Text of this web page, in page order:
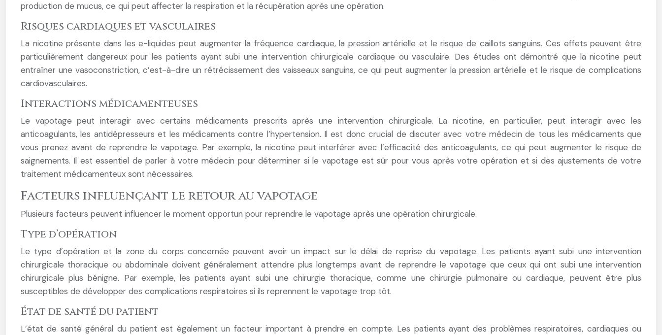
production de mucus, ce qui peut affecter la respiration et la récupération après une opération.
Risques cardiaques et vasculaires
La nicotine présente dans les e-liquides peut augmenter la fréquence cardiaque, la pression artérielle et le risque de caillots sanguins. Ces effets peuvent être
particulièrement dangereux pour les patients ayant subi une intervention chirurgicale cardiaque ou vasculaire. Des études ont démontré que la nicotine peut
entraîner une vasoconstriction, c’est-à-dire un rétrécissement des vaisseaux sanguins, ce qui peut augmenter la pression artérielle et le risque de complications
cardiovasculaires.
Interactions médicamenteuses
Le vapotage peut interagir avec certains médicaments prescrits après une intervention chirurgicale. La nicotine, en particulier, peut interagir avec les
anticoagulants, les antidépresseurs et les médicaments contre l’hypertension. Il est donc crucial de discuter avec votre médecin de tous les médicaments que
vous prenez avant de reprendre le vapotage. Par exemple, la nicotine peut interférer avec l’efficacité des anticoagulants, ce qui peut augmenter le risque de
saignements. Il est essentiel de parler à votre médecin pour déterminer si le vapotage est sûr pour vous après votre opération et si des ajustements de votre
traitement médicamenteux sont nécessaires.
Facteurs influençant le retour au vapotage
Plusieurs facteurs peuvent influencer le moment opportun pour reprendre le vapotage après une opération chirurgicale.
Type d’opération
Le type d’opération et la zone du corps concernée peuvent avoir un impact sur le délai de reprise du vapotage. Les patients ayant subi une intervention
chirurgicale thoracique ou abdominale doivent généralement attendre plus longtemps avant de reprendre le vapotage que ceux qui ont subi une intervention
chirurgicale plus bénigne. Par exemple, les patients ayant subi une chirurgie thoracique, comme une chirurgie pulmonaire ou cardiaque, peuvent être plus
susceptibles de développer des complications respiratoires si ils reprennent le vapotage trop tôt.
État de santé du patient
L’état de santé général du patient est également un facteur important à prendre en compte. Les patients ayant des problèmes respiratoires, cardiaques ou